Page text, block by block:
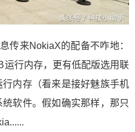
传来NokiaX的配备不咋地：
行内存，更有低配版选用联
内存（看来是接好魅族手机
软件。假如确实那样，那只